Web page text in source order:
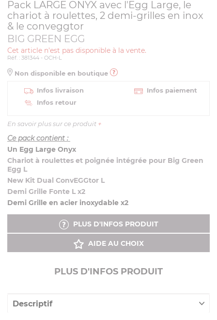
Pack LARGE ONYX avec l'Egg Large, le
chariot à roulettes, 2 demi-grilles en inox
& le conveggtor
BIG GREEN EGG
Cet article n'est pas disponible à la vente.
Réf. : 381344 - OCH-L
Non disponible en boutique
Infos livraison
Infos paiement
Infos retour
En savoir plus sur ce produit +
Ce pack contient :
Un Egg Large Onyx
Chariot à roulettes et poignée intégrée pour Big Green
Egg L
New Kit Dual ConvEGGtor L
Demi Grille Fonte L x2
Demi Grille en acier inoxydable x2
PLUS D'INFOS PRODUIT
AIDE AU CHOIX
PLUS D'INFOS PRODUIT
Descriptif